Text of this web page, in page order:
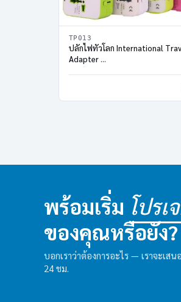
TP013
ปลั๊กไฟทั่วโลก International
Adapter
พร้อมเริ่ม โปร
ของคุณหรือยัง?
บอกเราว่าต้องการอะไร — เราจะเส
24 ชม.